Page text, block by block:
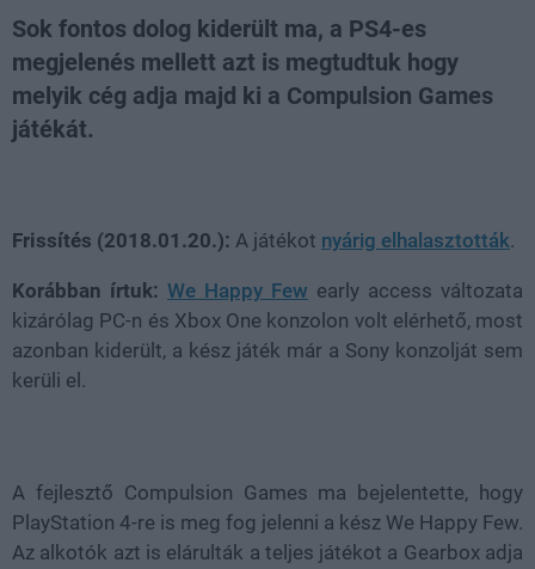
Sok fontos dolog kiderült ma, a PS4-es
megjelenés mellett azt is megtudtuk hogy
melyik cég adja majd ki a Compulsion Games
játékát.
Frissítés (2018.01.20.): A játékot nyárig elhalasztották.
Korábban írtuk: We Happy Few early access változata
kizárólag PC-n és Xbox One konzolon volt elérhető, most
azonban kiderült, a kész játék már a Sony konzolját sem
kerüli el.
A fejlesztő Compulsion Games ma bejelentette, hogy
PlayStation 4-re is meg fog jelenni a kész We Happy Few.
Az alkotók azt is elárulták a teljes játékot a Gearbox adja